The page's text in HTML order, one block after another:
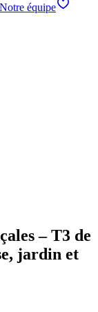
Notre équipe
– T3 de
jardin et